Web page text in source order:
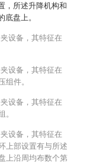
，所述升降机构和
盘上。
设备，其特征在
设备，其特征在
组件。
设备，其特征在
。
设备，其特征在
上部设置有与所述
上沿周均布数个第